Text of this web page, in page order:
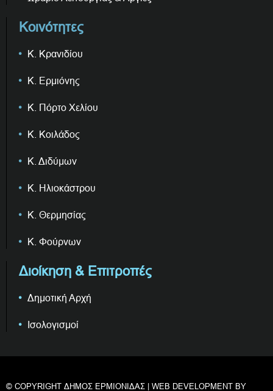
Κοινότητες
Κ. Κρανιδίου
Κ. Ερμιόνης
Κ. Πόρτο Χελίου
Κ. Κοιλάδος
Κ. Διδύμων
Κ. Ηλιοκάστρου
Κ. Θερμησίας
Κ. Φούρνων
Διοίκηση & Επιτροπές
Δημοτική Αρχή
Ισολογισμοί
© COPYRIGHT ΔΗΜΟΣ ΕΡΜΙΟΝΙΔΑΣ | WEB DEVELOPMENT BY